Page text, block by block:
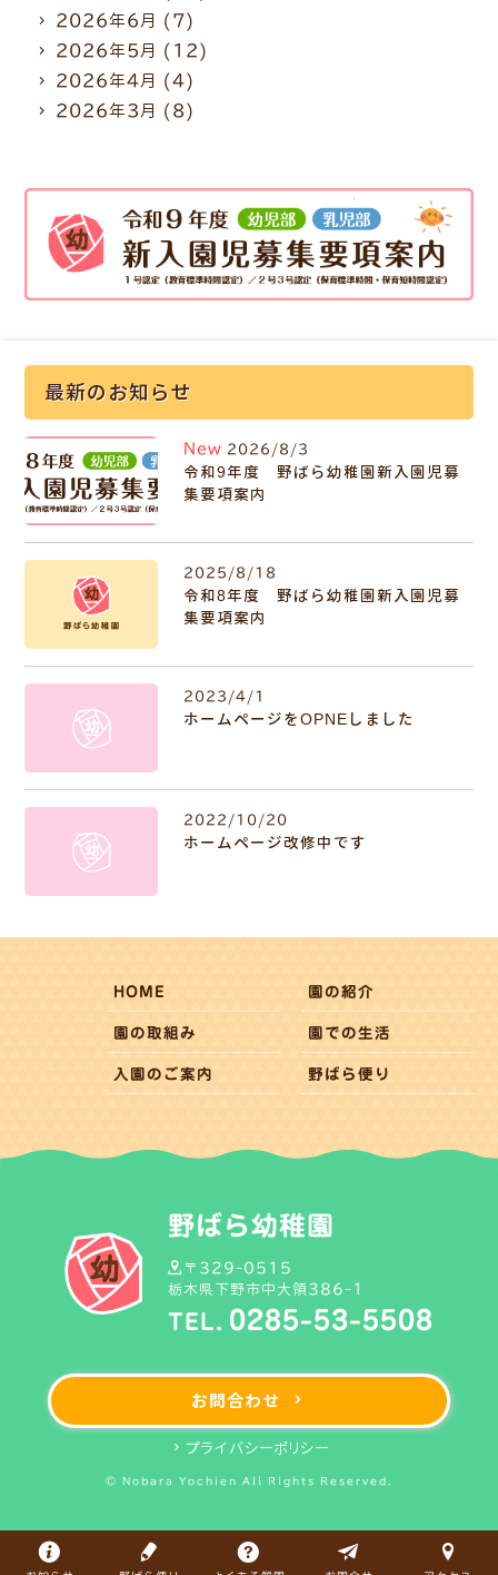
2026年6月 (7)
2026年5月 (12)
2026年4月 (4)
2026年3月 (8)
最新のお知らせ
New 2026/8/3
令和9年度 野ばら幼稚園新入園児募
集要項案内
2025/8/18
令和8年度 野ばら幼稚園新入園児募
集要項案内
2023/4/1
ホームページをOPNEしました
2022/10/20
ホームページ改修中です
HOME 園の紹介
園の取組み 園での生活
入園のご案内 野ばら便り
野ばら幼稚園
〒329-0515
栃木県下野市中大領386-1
TEL. 0285-53-5508
お問合わせ
プライバシーポリシー
© Nobara Yochien All Rights Reserved.